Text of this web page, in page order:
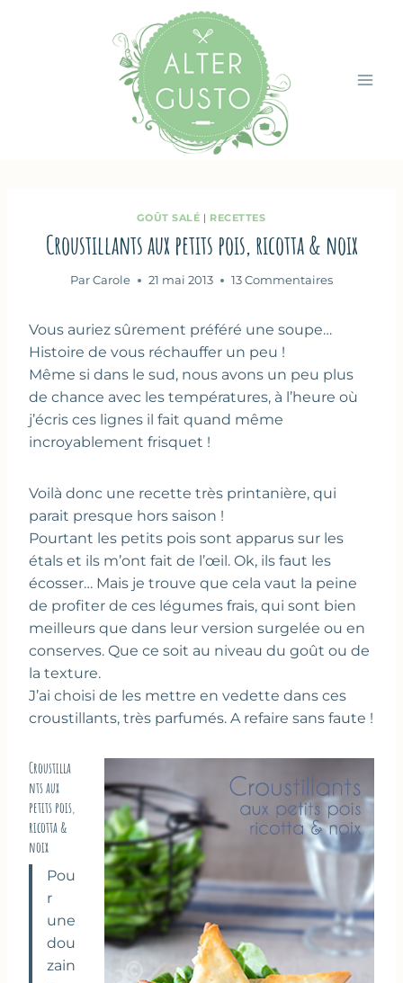
GOÛT SALÉ | RECETTES
Croustillants aux petits pois, ricotta & noix
Par Carole 21 mai 2013 13 Commentaires
Vous auriez sûrement préféré une soupe…
Histoire de vous réchauffer un peu !
Même si dans le sud, nous avons un peu plus
de chance avec les températures, à l’heure où
j’écris ces lignes il fait quand même
incroyablement frisquet !
Voilà donc une recette très printanière, qui
parait presque hors saison !
Pourtant les petits pois sont apparus sur les
étals et ils m’ont fait de l’œil. Ok, ils faut les
écosser… Mais je trouve que cela vaut la peine
de profiter de ces légumes frais, qui sont bien
meilleurs que dans leur version surgelée ou en
conserves. Que ce soit au niveau du goût ou de
la texture.
J’ai choisi de les mettre en vedette dans ces
croustillants, très parfumés. A refaire sans faute !
Croustilla
nts aux
petits pois,
ricotta &
noix
Pou
r
une
dou
zain